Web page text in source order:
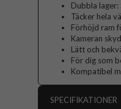
Dubbla lager:
Täcker hela
Förhöjd ram
Kameran
Lätt och
För dig som
Kompatibel
SPECIFIKATIONER